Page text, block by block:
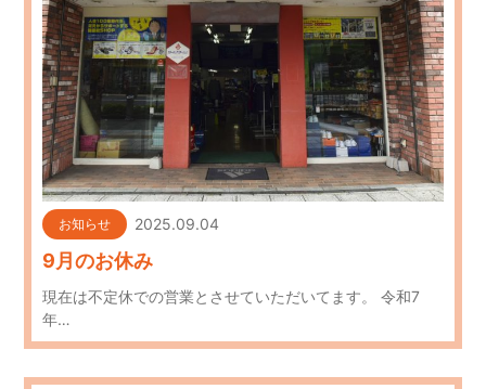
お知らせ 2025.09.04
9月のお休み
現在は不定休での営業とさせていただいてます。 令和7
年…